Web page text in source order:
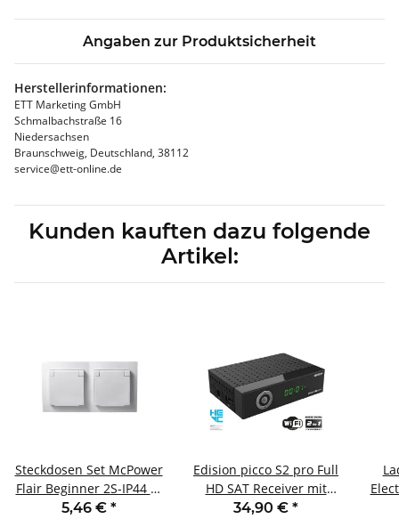
Angaben zur Produktsicherheit
Herstellerinformationen:
ETT Marketing GmbH
Schmalbachstraße 16
Niedersachsen
Braunschweig, Deutschland, 38112
service@ett-online.de
Kunden kauften dazu folgende
Artikel:
Steckdosen Set McPower
Flair Beginner 2S-IP44 3-
teilig weiß IP44
5,46 € *
Edision picco S2 pro Full
HD SAT Receiver mit
WLAN schwarz
34,90 € *